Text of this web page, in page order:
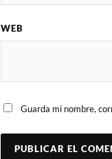
WEB
Guarda mi nombre,